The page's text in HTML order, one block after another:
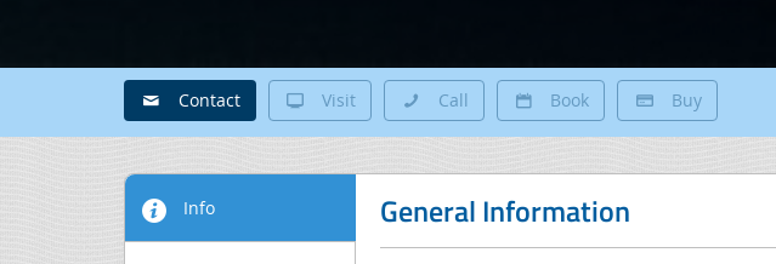
Contact Visit Call Book Buy
Info General Information